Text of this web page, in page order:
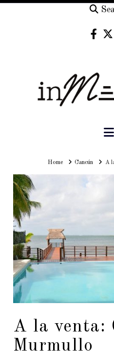
HomeHomeCancún A
A la venta:
Murmullo